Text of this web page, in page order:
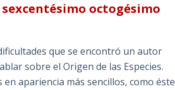
octogésimo
que se encontró un autor
sobre el Origen de las Especies.
apariencia más sencillos, como éste